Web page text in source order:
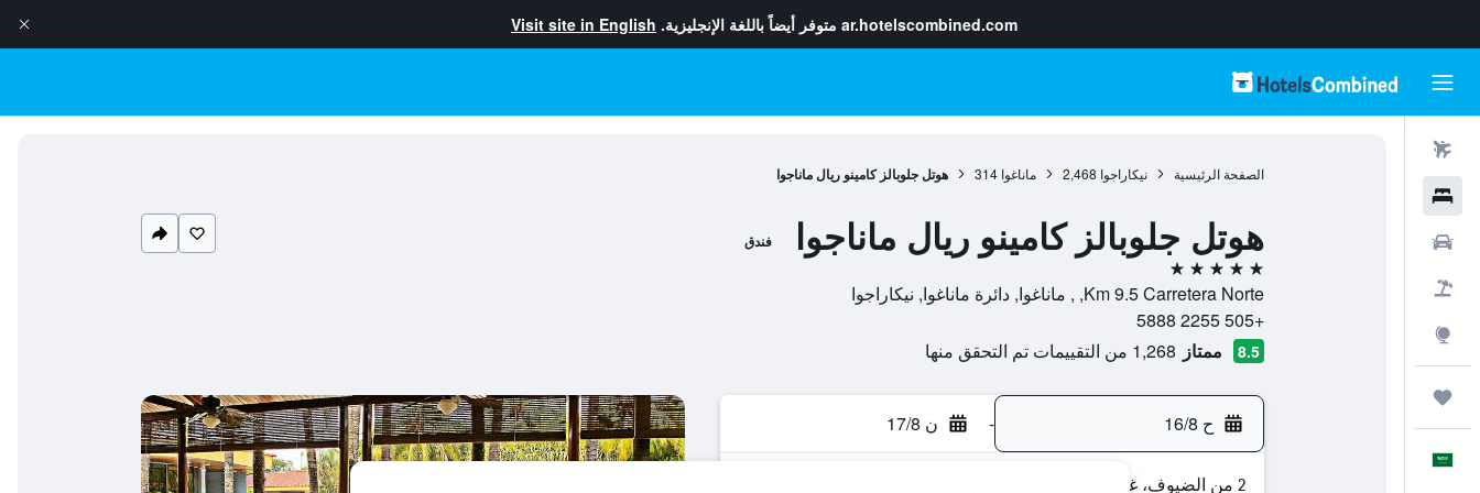
ar.hotelscombined.com متوفر أيضاً باللغة الإنجليزية. Visit site in English
الصفحة الرئيسية نيكاراجوا 2,468 ماناغوا 314 هوتل جلوبالز كامينو ريال ماناجوا
هوتل جلوبالز كامينو ريال ماناجوا فندق
5 نجوم
Km 9.5 Carretera Norte, , ماناغوا, دائرة ماناغوا, نيكاراجوا
+505 2255 5888
8.5 ممتاز 1,268 من التقييمات تم التحقق منها
ح 16/8 - ن 17/8
2 من الضيوف، غرفة واحدة